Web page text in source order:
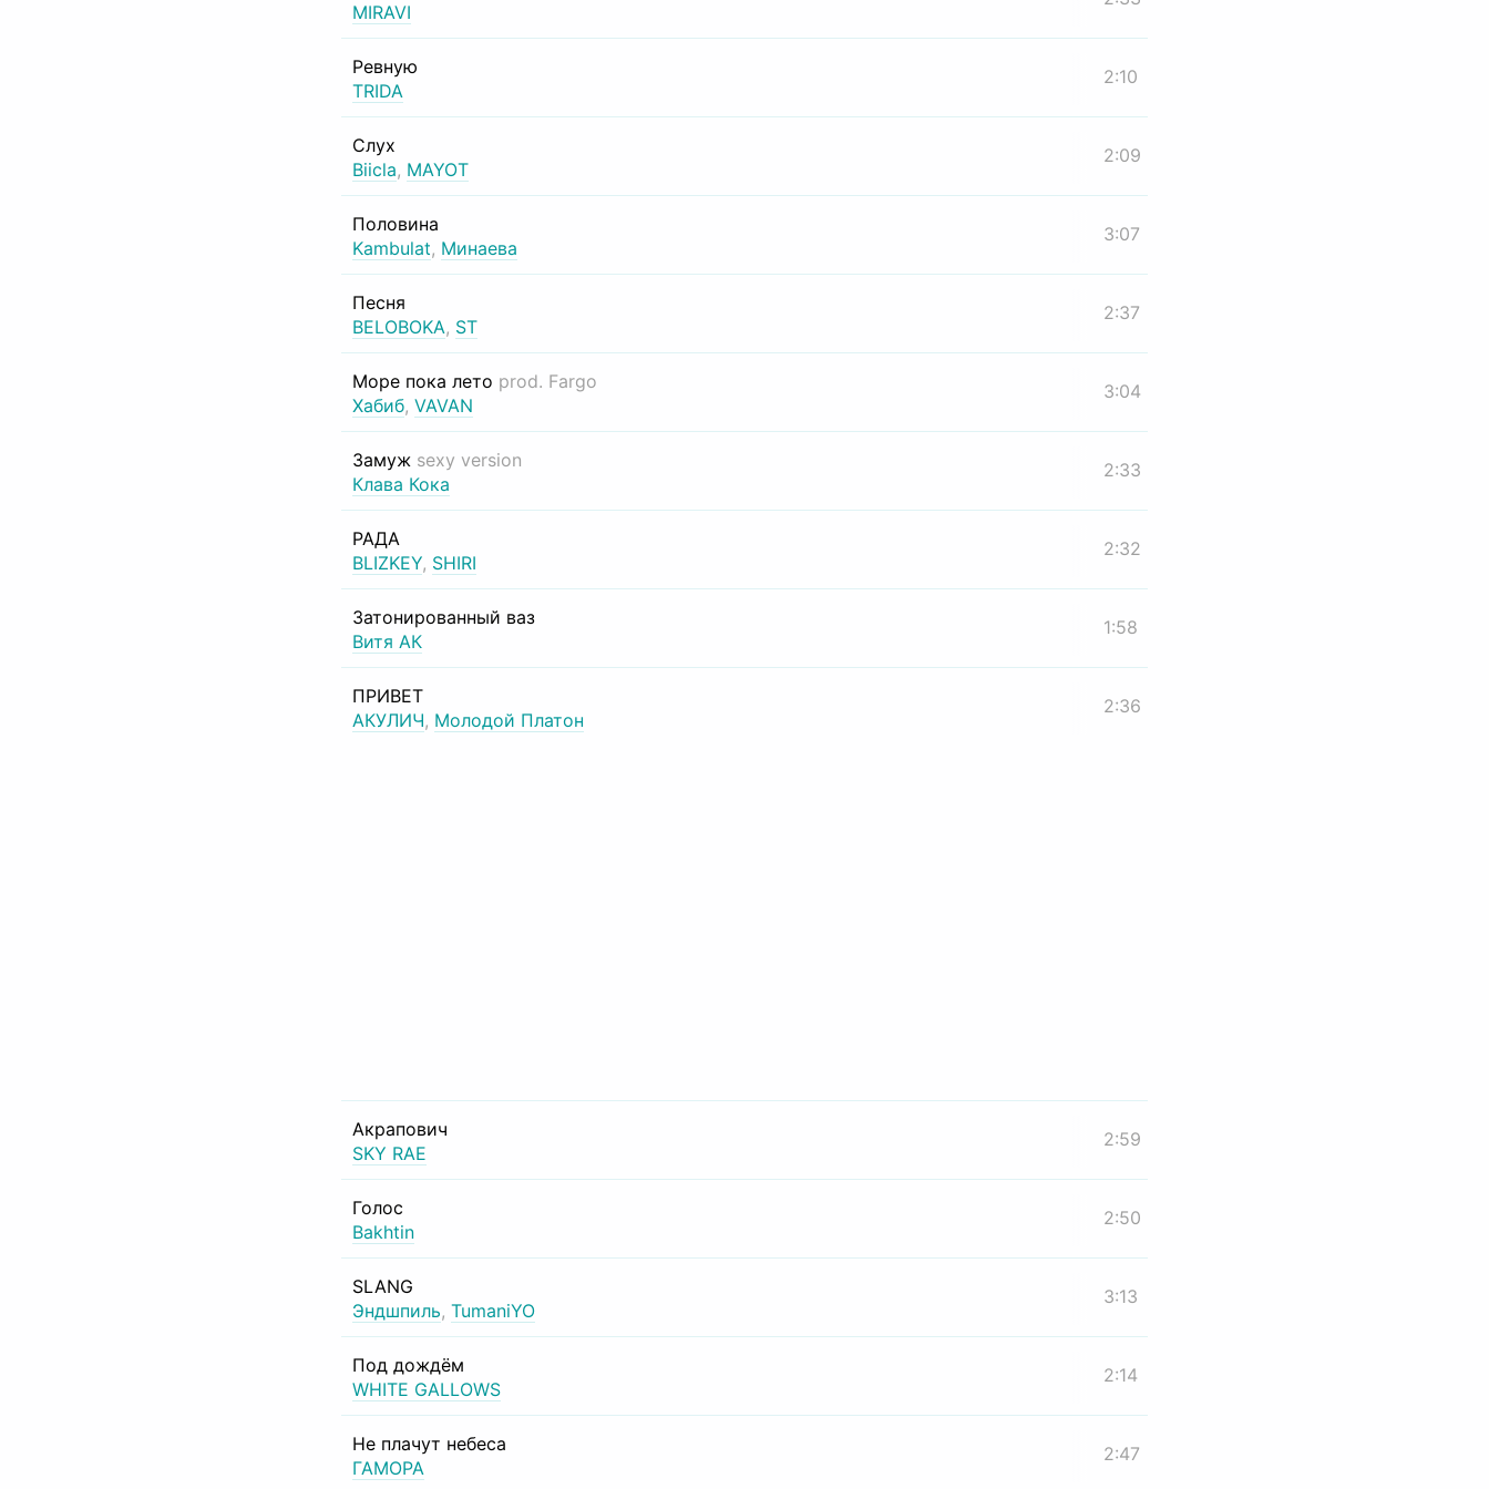
MIRAVI
Ревную
TRIDA
2:10
Слух
Biicla, MAYOT
2:09
Половина
Kambulat, Минаева
3:07
Песня
BELOBOKA, ST
2:37
Море пока лето prod. Fargo
Хабиб, VAVAN
3:04
Замуж sexy version
Клава Кока
2:33
РАДА
BLIZKEY, SHIRI
2:32
Затонированный ваз
Витя АК
1:58
ПРИВЕТ
АКУЛИЧ, Молодой Платон
2:36
Акрапович
SKY RAE
2:59
Голос
Bakhtin
2:50
SLANG
Эндшпиль, TumaniYO
3:13
Под дождём
WHITE GALLOWS
2:14
Не плачут небеса
ГАМОРА
2:47